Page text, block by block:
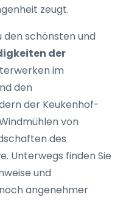
zeugt.
den schönsten und
der
im
den
der Keukenhof-
von
des
Unterwegs finden Sie
und
angenehmer